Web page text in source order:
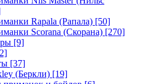
Rapala (Рапала) [50]
Scorana (Скорана) [270]
[9]
[37]
(Беркли) [19]